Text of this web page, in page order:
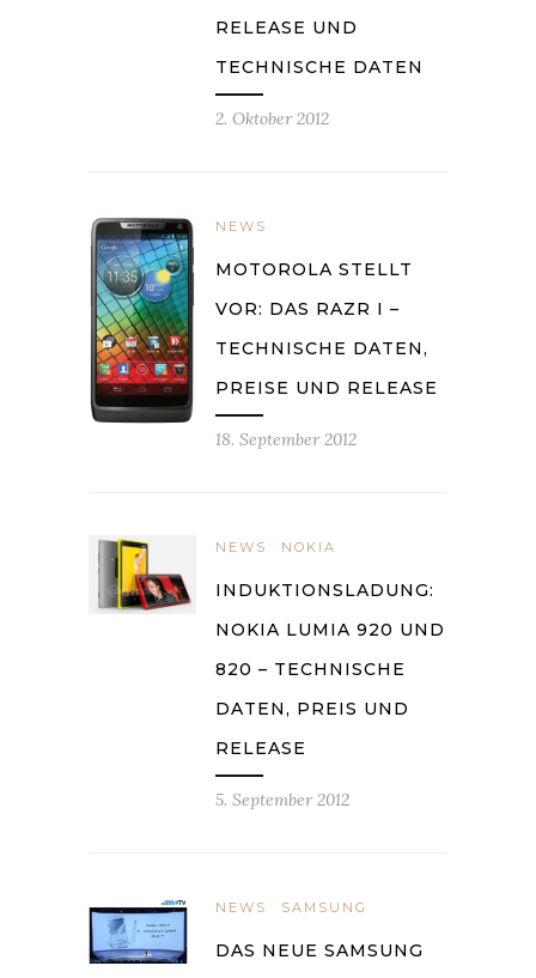
RELEASE UND
TECHNISCHE DATEN
2. Oktober 2012
NEWS
MOTOROLA STELLT
VOR: DAS RAZR I –
TECHNISCHE DATEN,
PREISE UND RELEASE
18. September 2012
NEWS NOKIA
INDUKTIONSLADUNG:
NOKIA LUMIA 920 UND
820 – TECHNISCHE
DATEN, PREIS UND
RELEASE
5. September 2012
NEWS SAMSUNG
DAS NEUE SAMSUNG